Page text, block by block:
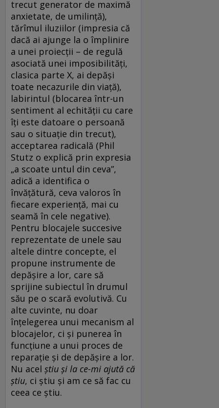
trecut generator de maximă
anxietate, de umilință),
tărîmul iluziilor (impresia că
dacă ai ajunge la o împlinire
a unei proiecții – de regulă
asociată unei imposibilități,
clasica parte X, ai depăși
toate necazurile din viață),
labirintul (blocarea într-un
sentiment al echității cu care
îți este datoare o persoană
sau o situație din trecut),
acceptarea radicală (Phil
Stutz o explică prin expresia
„a scoate untul din ceva”,
adică a identifica o
învățătură, ceva valoros în
fiecare experiență, mai cu
seamă în cele negative).
Pentru blocajele succesive
reprezentate de unele sau
altele dintre concepte, el
propune instrumente de
depășire a lor, care să
sprijine subiectul în drumul
său pe o scară evolutivă. Cu
alte cuvinte, nu doar
înțelegerea unui mecanism al
blocajelor, ci și punerea în
funcțiune a unui proces de
reparație și de depășire a lor.
Nu acel știu și la ce-mi ajută că
știu, ci știu și am ce să fac cu
ceea ce știu.